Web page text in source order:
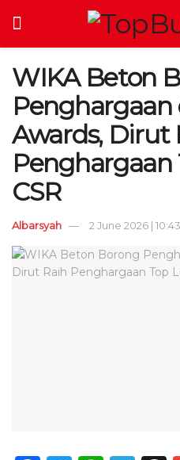
WIKA Beton
Penghargaan
Awards, Dirut
Penghargaan
CSR
Albarsyah 2 June 2026 | 10:43